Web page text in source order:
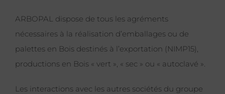
ARBOPAL dispose de tous les agréments
nécessaires à la réalisation d’emballages ou de
palettes en Bois destinés à l’exportation (NIMP15),
productions en Bois « vert », « sec » ou « autoclavé ».
Les interactions avec les autres sociétés du groupe